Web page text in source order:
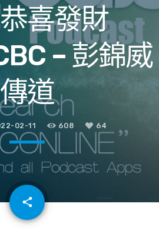
喜發財
– 彭錦威
傳道
02-11 608 64
share
email